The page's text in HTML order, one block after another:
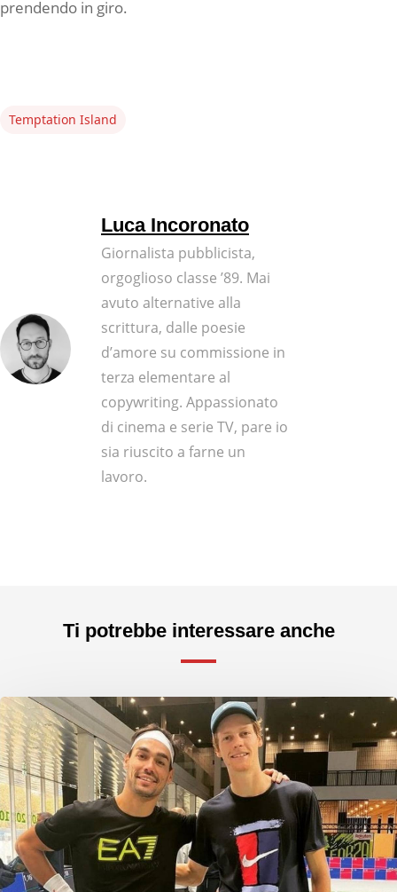
prendendo in giro.
Temptation Island
Luca Incoronato
Giornalista pubblicista,
orgoglioso classe ’89. Mai
avuto alternative alla
scrittura, dalle poesie
d’amore su commissione in
terza elementare al
copywriting. Appassionato
di cinema e serie TV, pare io
sia riuscito a farne un
lavoro.
Ti potrebbe interessare anche